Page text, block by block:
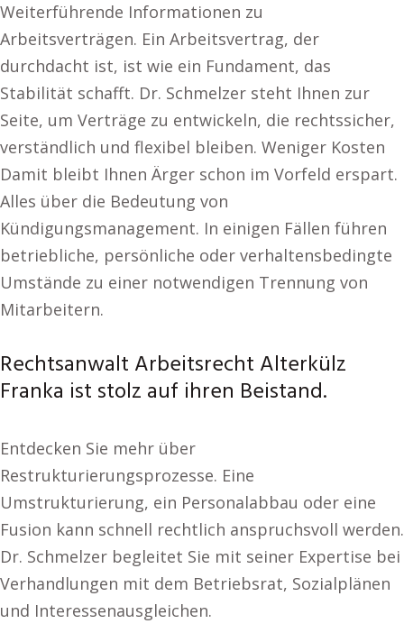
Weiterführende Informationen zu
Arbeitsverträgen. Ein Arbeitsvertrag, der
durchdacht ist, ist wie ein Fundament, das
Stabilität schafft. Dr. Schmelzer steht Ihnen zur
Seite, um Verträge zu entwickeln, die rechtssicher,
verständlich und flexibel bleiben. Weniger Kosten
Damit bleibt Ihnen Ärger schon im Vorfeld erspart.
Alles über die Bedeutung von
Kündigungsmanagement. In einigen Fällen führen
betriebliche, persönliche oder verhaltensbedingte
Umstände zu einer notwendigen Trennung von
Mitarbeitern.
Rechtsanwalt Arbeitsrecht Alterkülz
Franka ist stolz auf ihren Beistand.
Entdecken Sie mehr über
Restrukturierungsprozesse. Eine
Umstrukturierung, ein Personalabbau oder eine
Fusion kann schnell rechtlich anspruchsvoll werden.
Dr. Schmelzer begleitet Sie mit seiner Expertise bei
Verhandlungen mit dem Betriebsrat, Sozialplänen
und Interessenausgleichen.